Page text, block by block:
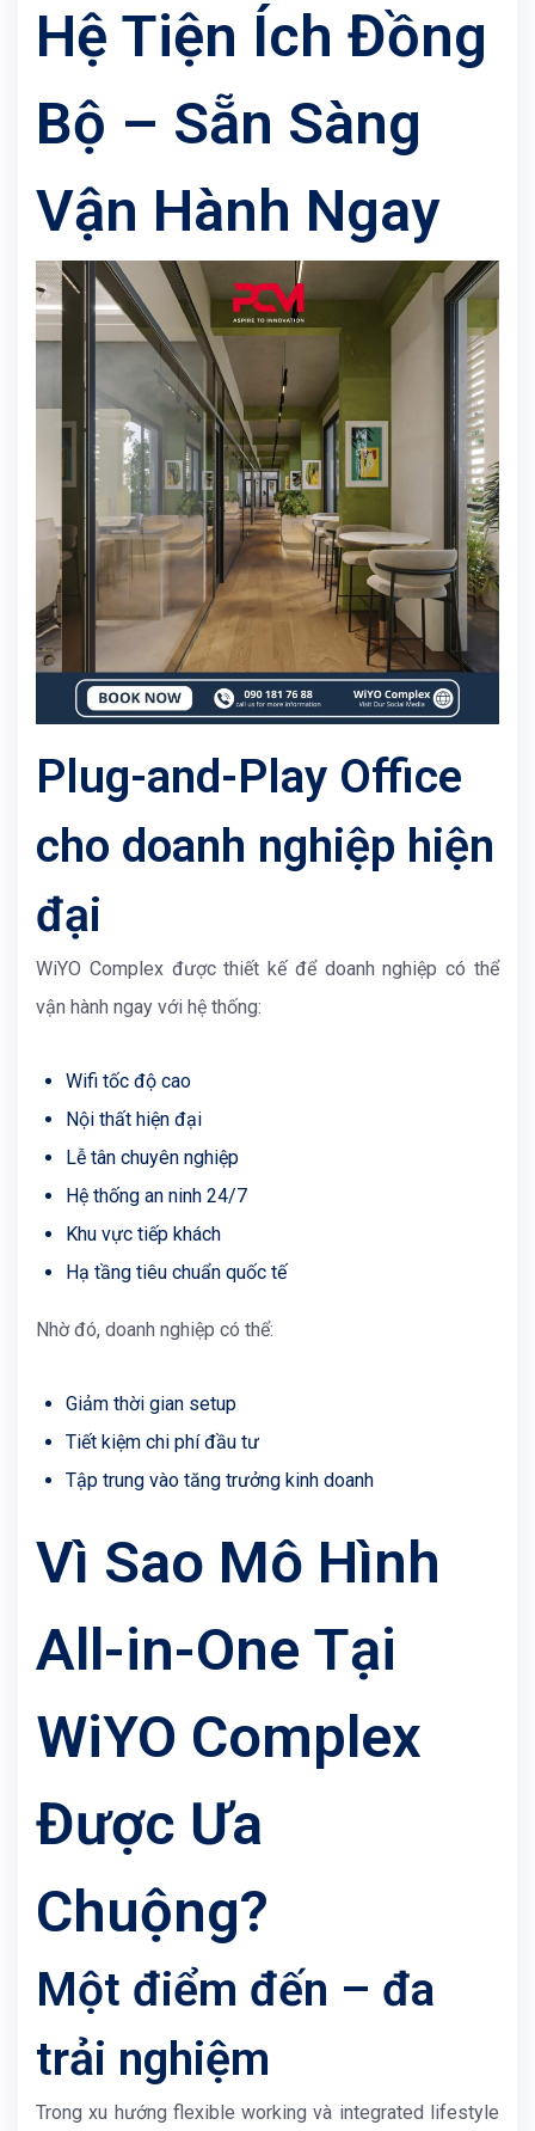
Hệ Tiện Ích Đồng
Bộ – Sẵn Sàng
Vận Hành Ngay
Plug-and-Play Office
cho doanh nghiệp hiện
đại
WiYO Complexđược thiết kế để doanh nghiệp có thể
vận hành ngay với hệ thống:
Wifi tốc độ cao
Nội thất hiện đại
Lễ tân chuyên nghiệp
Hệ thống an ninh 24/7
Khu vực tiếp khách
Hạ tầng tiêu chuẩn quốc tế
Nhờ đó, doanh nghiệp có thể:
Giảm thời gian setup
Tiết kiệm chi phí đầu tư
Tập trung vào tăng trưởng kinh doanh
Vì Sao Mô Hình
All-in-One Tại
WiYO Complex
Được Ưa
Chuộng?
Một điểm đến – đa
trải nghiệm
Trong xu hướng flexible working và integrated lifestyle